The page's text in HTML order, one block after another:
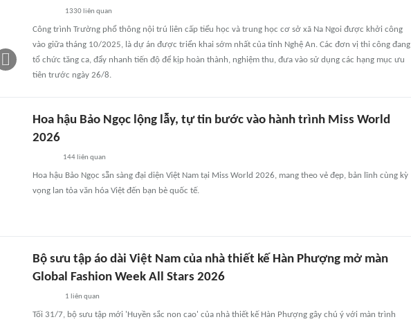
1330 liên quan
Công trình Trường phổ thông nội trú liên cấp tiểu học và trung học cơ sở xã Na Ngoi được khởi công
vào giữa tháng 10/2025, là dự án được triển khai sớm nhất của tỉnh Nghệ An. Các đơn vị thi công đang
tổ chức tăng ca, đẩy nhanh tiến độ để kịp hoàn thành, nghiệm thu, đưa vào sử dụng các hạng mục ưu
tiên trước ngày 26/8.
Hoa hậu Bảo Ngọc lộng lẫy, tự tin bước vào hành trình Miss World
2026
144 liên quan
Hoa hậu Bảo Ngọc sẵn sàng đại diện Việt Nam tại Miss World 2026, mang theo vẻ đẹp, bản lĩnh cùng kỳ
vọng lan tỏa văn hóa Việt đến bạn bè quốc tế.
Bộ sưu tập áo dài Việt Nam của nhà thiết kế Hàn Phượng mở màn
Global Fashion Week All Stars 2026
1 liên quan
Tối 31/7, bộ sưu tập mới 'Huyền sắc non cao' của nhà thiết kế Hàn Phượng gây chú ý với màn trình